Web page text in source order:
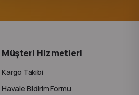
Müşteri Hizmetleri
Kargo Takibi
Havale Bildirim Formu